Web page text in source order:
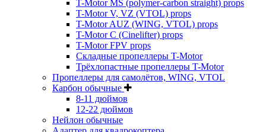
T-Motor MS (polymer-carbon straight) props
T-Motor V, VZ (VTOL) props
T-Motor AUZ (WING, VTOL) props
T-Motor C (Cinelifter) props
T-Motor FPV props
Складные пропеллеры T-Motor
Трёхлопастные пропеллеры T-Motor
Пропеллеры для самолётов, WING, VTOL
Карбон обычные
8-11 дюймов
12-22 дюймов
Нейлон обычные